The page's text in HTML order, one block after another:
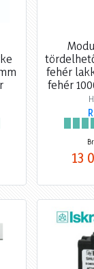
fehér
fehér
13